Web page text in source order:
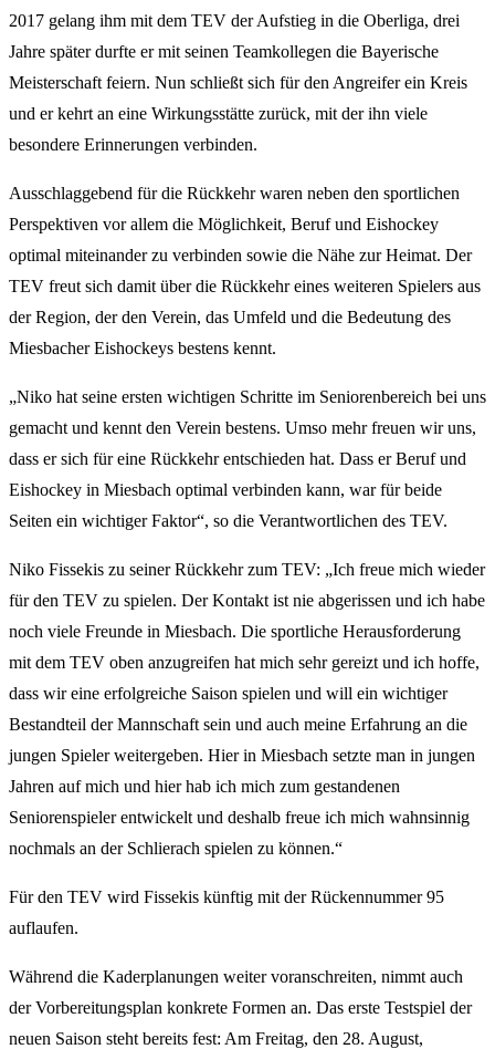
2017 gelang ihm mit dem TEV der Aufstieg in die Oberliga, drei
Jahre später durfte er mit seinen Teamkollegen die Bayerische
Meisterschaft feiern. Nun schließt sich für den Angreifer ein Kreis
und er kehrt an eine Wirkungsstätte zurück, mit der ihn viele
besondere Erinnerungen verbinden.
Ausschlaggebend für die Rückkehr waren neben den sportlichen
Perspektiven vor allem die Möglichkeit, Beruf und Eishockey
optimal miteinander zu verbinden sowie die Nähe zur Heimat. Der
TEV freut sich damit über die Rückkehr eines weiteren Spielers aus
der Region, der den Verein, das Umfeld und die Bedeutung des
Miesbacher Eishockeys bestens kennt.
„Niko hat seine ersten wichtigen Schritte im Seniorenbereich bei uns
gemacht und kennt den Verein bestens. Umso mehr freuen wir uns,
dass er sich für eine Rückkehr entschieden hat. Dass er Beruf und
Eishockey in Miesbach optimal verbinden kann, war für beide
Seiten ein wichtiger Faktor“, so die Verantwortlichen des TEV.
Niko Fissekis zu seiner Rückkehr zum TEV: „Ich freue mich wieder
für den TEV zu spielen. Der Kontakt ist nie abgerissen und ich habe
noch viele Freunde in Miesbach. Die sportliche Herausforderung
mit dem TEV oben anzugreifen hat mich sehr gereizt und ich hoffe,
dass wir eine erfolgreiche Saison spielen und will ein wichtiger
Bestandteil der Mannschaft sein und auch meine Erfahrung an die
jungen Spieler weitergeben. Hier in Miesbach setzte man in jungen
Jahren auf mich und hier hab ich mich zum gestandenen
Seniorenspieler entwickelt und deshalb freue ich mich wahnsinnig
nochmals an der Schlierach spielen zu können.“
Für den TEV wird Fissekis künftig mit der Rückennummer 95
auflaufen.
Während die Kaderplanungen weiter voranschreiten, nimmt auch
der Vorbereitungsplan konkrete Formen an. Das erste Testspiel der
neuen Saison steht bereits fest: Am Freitag, den 28. August,